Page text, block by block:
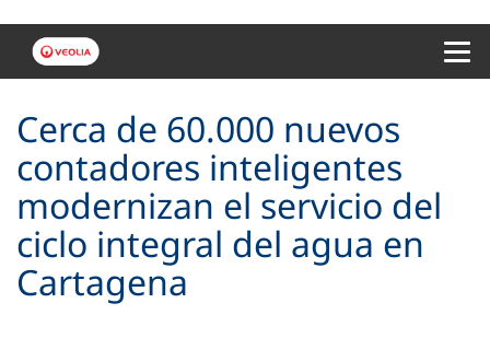
Cerca de 60.000 nuevos
contadores inteligentes
modernizan el servicio del
ciclo integral del agua en
Cartagena